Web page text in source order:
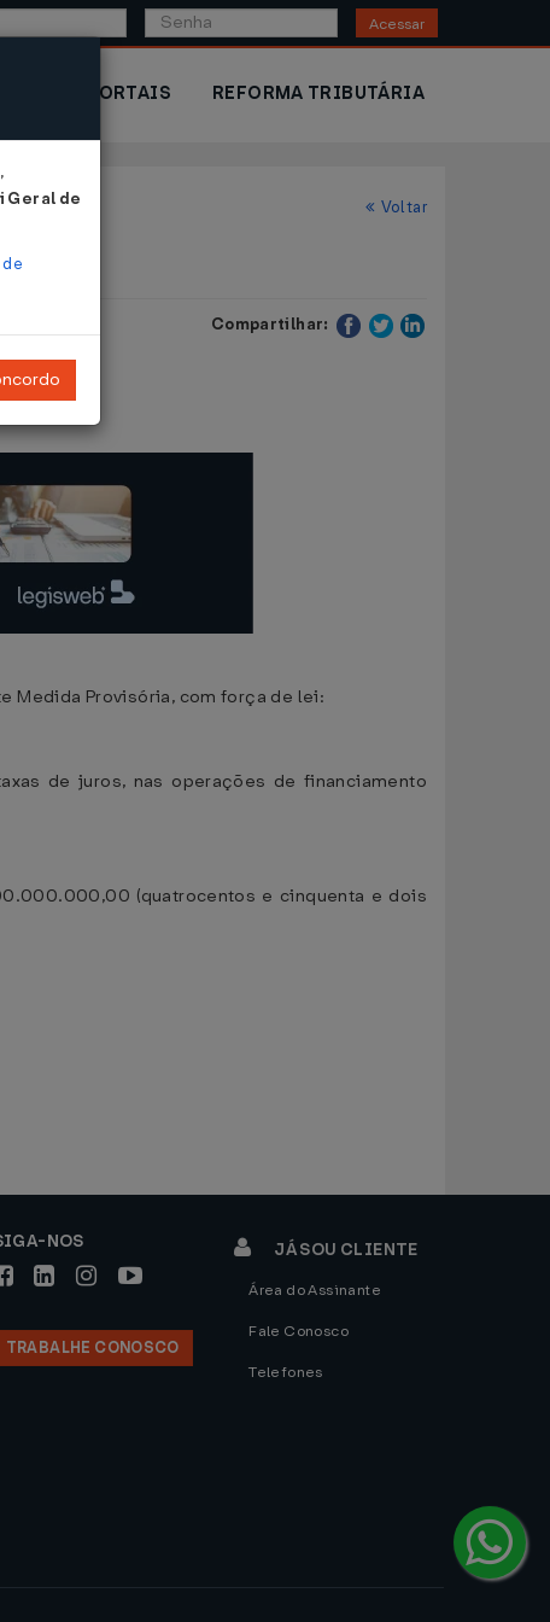
Acessar
PORTAIS REFORMA TRIBUTÁRIA
Voltar
Compartilhar:
Medida Provisória, com força de lei:
de juros, nas operações de financiamento
(quatrocentos e cinquenta e dois
NOS
TRABALHE CONOSCO
JÁ SOU CLIENTE
Área do Assinante
Fale Conosco
Telefones
Geral de